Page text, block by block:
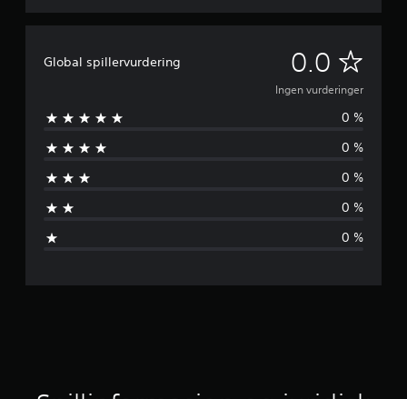
Global spillervurdering 0.0
n
g
e
n
v
r
Ingen vurderinger
0 %
0 %
0 %
0 %
0 %